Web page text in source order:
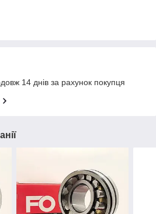
14 днів за рахунок покупця